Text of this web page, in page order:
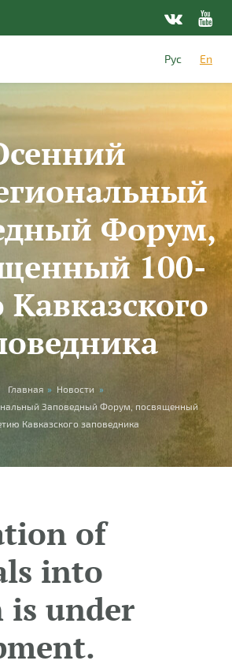
Рус
En
Форум,
100-
Главная » Новости »
Заповедный Форум, посвященный
Кавказского заповедника
of
into
is under